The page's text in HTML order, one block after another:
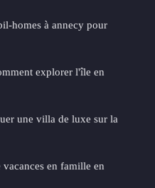
homes à annecy pour
explorer l'île en
une villa de luxe sur la
en famille en